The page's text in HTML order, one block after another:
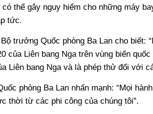
có thể gây nguy hiểm cho những máy
tức.
trưởng Quốc phòng Ba Lan cho biết:
của Liên bang Nga trên vùng biển
Liên bang Nga và là phép thử đối với
phòng Ba Lan nhấn mạnh: “Mọi
thời từ các phi công của chúng tôi”.